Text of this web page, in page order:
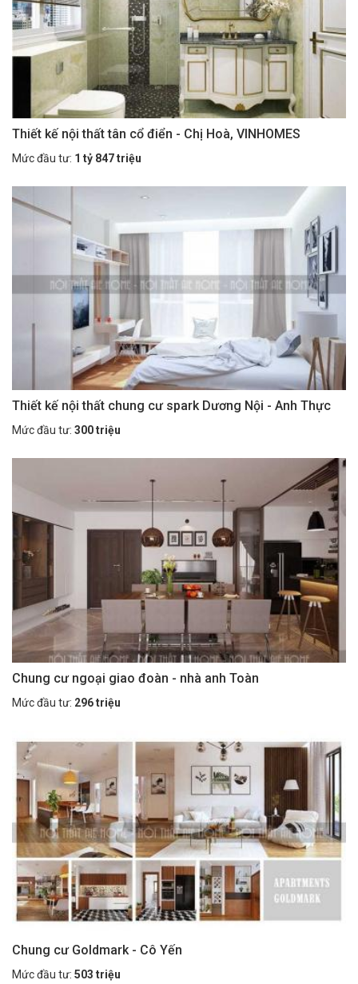
Thiết kế nội thất tân cổ điển - Chị Hoà, VINHOMES
Mức đầu tư: 1 tỷ 847 triệu
Thiết kế nội thất chung cư spark Dương Nội - Anh Thực
Mức đầu tư: 300 triệu
Chung cư ngoại giao đoàn - nhà anh Toàn
Mức đầu tư: 296 triệu
Chung cư Goldmark - Cô Yến
Mức đầu tư: 503 triệu